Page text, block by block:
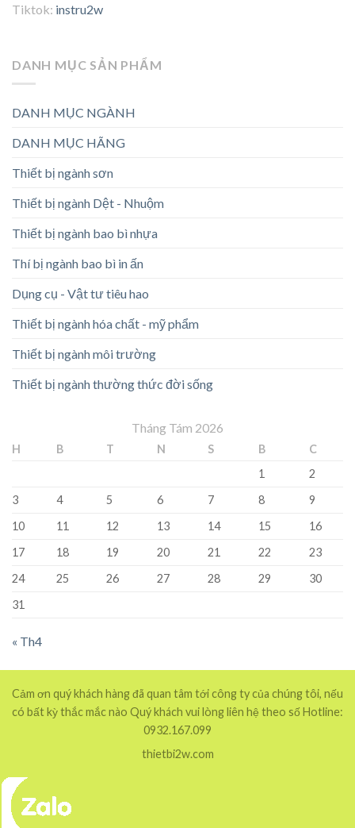
Tiktok: instru2w
DANH MỤC SẢN PHẨM
DANH MỤC NGÀNH
DANH MỤC HÃNG
Thiết bị ngành sơn
Thiết bị ngành Dệt - Nhuộm
Thiết bị ngành bao bì nhựa
Thí bị ngành bao bì in ấn
Dụng cụ - Vật tư tiêu hao
Thiết bị ngành hóa chất - mỹ phẩm
Thiết bị ngành môi trường
Thiết bị ngành thường thức đời sống
Tháng Tám 2026
H B T N S B
C
1
2
3
4 5 6 7 8
9
10
11 12 13 14 15
16
17
18 19 20 21 22
23
24
25 26 27 28 29
30
31
« Th4
Cảm ơn quý khách hàng đã quan tâm tới công ty của chúng tôi, nếu
có bất kỳ thắc mắc nào Quý khách vui lòng liên hệ theo số Hotline:
0932.167.099
thietbi2w.com